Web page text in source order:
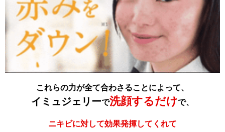
これらの力が全て合わさることによって、
イミュジェリーで洗顔するだけで、
ニキビに対して効果発揮してくれて